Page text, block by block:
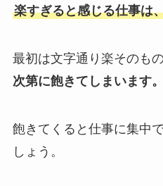
楽すぎると感じる仕事は
最初は文字通り楽そのもの
次第に飽きてしまいます。
飽きてくると仕事に集中
しょう。